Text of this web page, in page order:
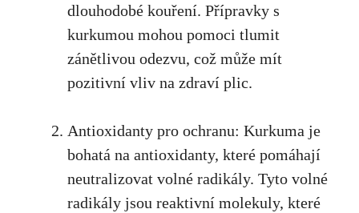
dlouhodobé kouření. Přípravky s
kurkumou mohou pomoci tlumit​
zánětlivou ⁤odezvu, což ‍může⁣ mít
pozitivní vliv ‍na⁢ zdraví plic.
Antioxidanty pro ochranu: Kurkuma je
bohatá na antioxidanty, které pomáhají
neutralizovat volné radikály. Tyto ​volné
radikály jsou reaktivní ⁢molekuly, které